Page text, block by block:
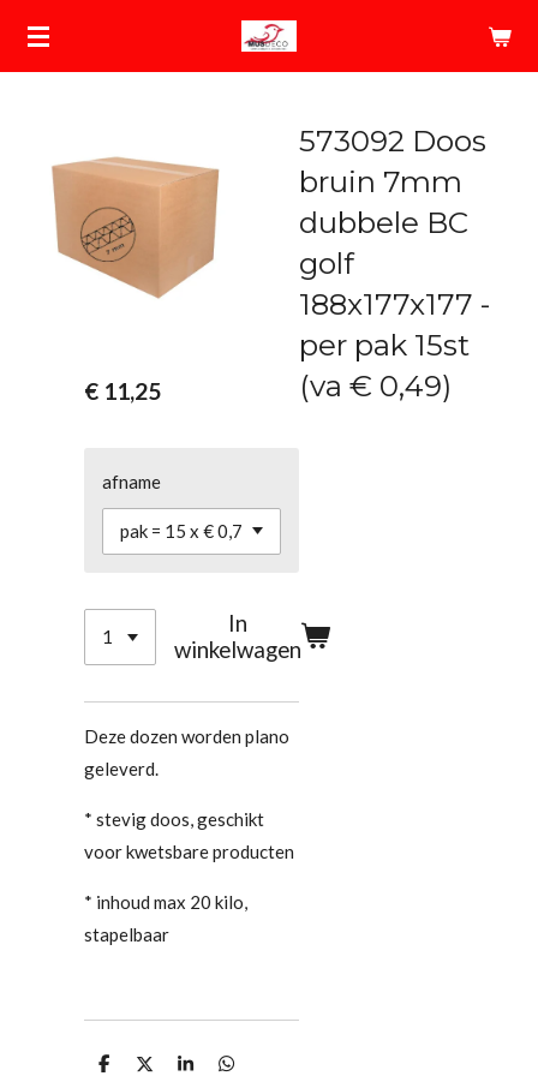
Ga
hoofdinhoud
573092 Doos
bruin 7mm
dubbele BC
golf
188x177x177 -
per pak 15st
(va € 0,49)
€ 11,25
afname
In
winkelwagen
Deze dozen worden plano
geleverd.
* stevig doos, geschikt
voor kwetsbare producten
* inhoud max 20 kilo,
stapelbaar
D D S D